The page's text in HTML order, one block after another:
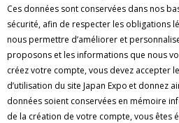
Ces données sont conservées dans nos
sécurité, afin de respecter les obligations
nous permettre d’améliorer et
proposons et les informations que nous
créez votre compte, vous devez accepter
d’utilisation du site Japan Expo et donnez
données soient conservées en mémoire
de la création de votre compte, vous êtes